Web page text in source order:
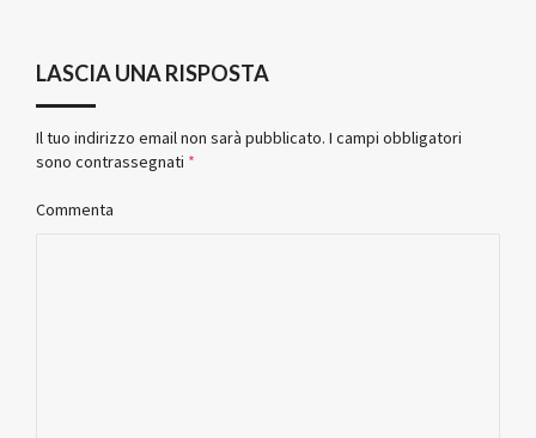
LASCIA UNA RISPOSTA
Il tuo indirizzo email non sarà pubblicato. I campi obbligatori
sono contrassegnati *
Commenta